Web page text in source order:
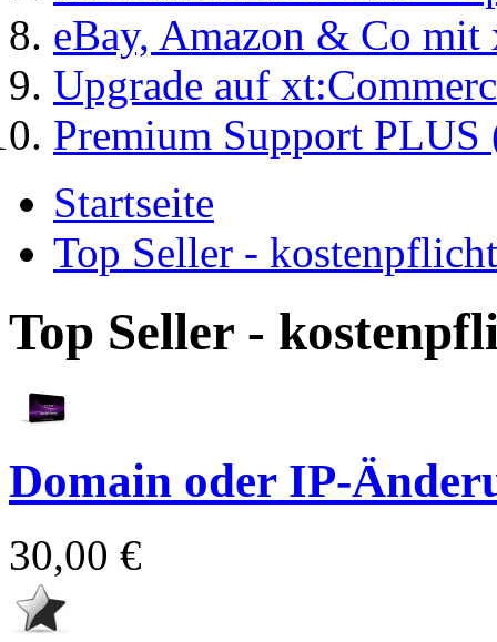
eBay, Amazon & Co
Upgrade auf
Premium Support
Startseite
Top Seller -
Top Seller -
Domain oder IP-
30,00 €